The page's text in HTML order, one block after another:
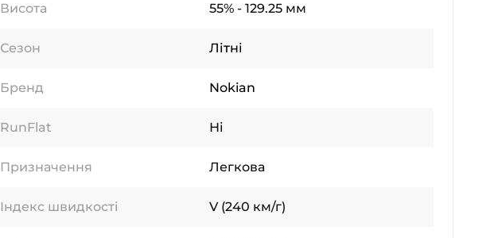
Висота 55% - 129.25 мм
Сезон Літні
Бренд Nokian
RunFlat Ні
Призначення Легкова
Індекс швидкості V (240 км/г)